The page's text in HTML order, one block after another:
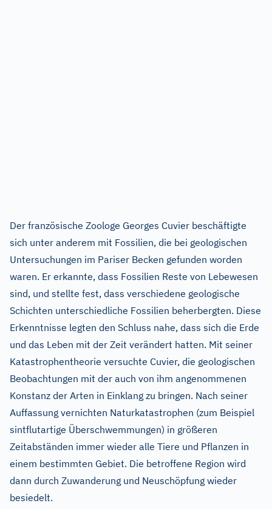
Der französische Zoologe Georges Cuvier beschäftigte
sich unter anderem mit Fossilien, die bei geologischen
Untersuchungen im Pariser Becken gefunden worden
waren. Er erkannte, dass Fossilien Reste von Lebewesen
sind, und stellte fest, dass verschiedene geologische
Schichten unterschiedliche Fossilien beherbergten. Diese
Erkenntnisse legten den Schluss nahe, dass sich die Erde
und das Leben mit der Zeit verändert hatten. Mit seiner
Katastrophentheorie versuchte Cuvier, die geologischen
Beobachtungen mit der auch von ihm angenommenen
Konstanz der Arten in Einklang zu bringen. Nach seiner
Auffassung vernichten Naturkatastrophen (zum Beispiel
sintflutartige Überschwemmungen) in größeren
Zeitabständen immer wieder alle Tiere und Pflanzen in
einem bestimmten Gebiet. Die betroffene Region wird
dann durch Zuwanderung und Neuschöpfung wieder
besiedelt.